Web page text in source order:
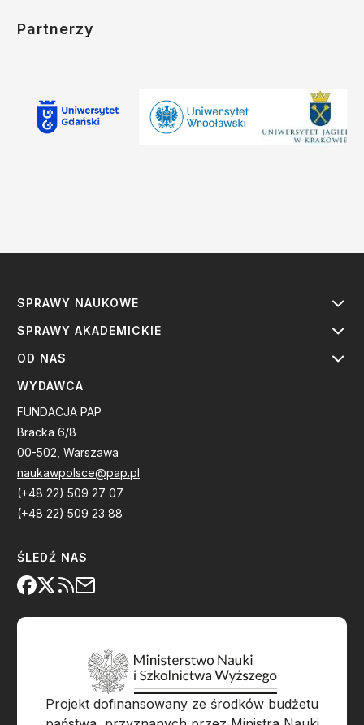
Partnerzy
SPRAWY NAUKOWE
SPRAWY AKADEMICKIE
OD NAS
WYDAWCA
FUNDACJA PAP
Bracka 6/8
00-502, Warszawa
naukawpolsce@pap.pl
(+48 22) 509 27 07
(+48 22) 509 23 88
ŚLEDŹ NAS
Projekt dofinansowany ze środków budżetu